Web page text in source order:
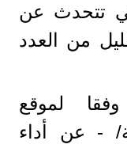
تتحدث عن
من العدد
لموقع
- عن أداء